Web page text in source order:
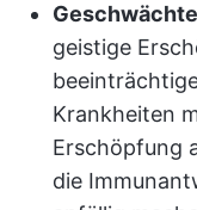
geistige
Krankheiten
Erschöpfung
die